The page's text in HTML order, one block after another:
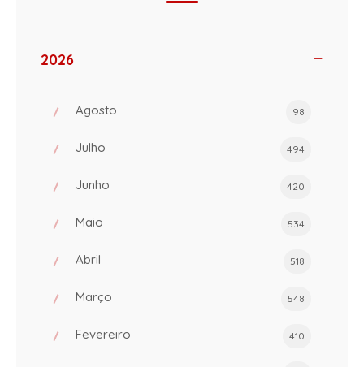
2026
Agosto 98
Julho 494
Junho 420
Maio 534
Abril 518
Março 548
Fevereiro 410